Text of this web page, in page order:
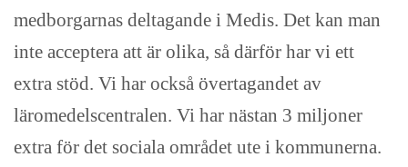
medborgarnas deltagande i Medis. Det kan man
inte acceptera att är olika, så därför har vi ett
extra stöd. Vi har också övertagandet av
läromedelscentralen. Vi har nästan 3 miljoner
extra för det sociala området ute i kommunerna.